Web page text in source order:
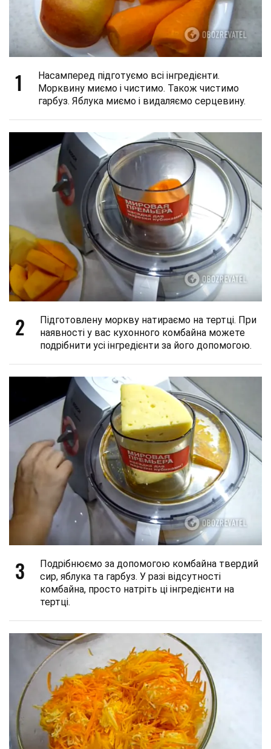
1
Насамперед підготуємо всі інгредієнти.
Морквину миємо і чистимо. Також чистимо
гарбуз. Яблука миємо і видаляємо серцевину.
2
Підготовлену моркву натираємо на тертці. При
наявності у вас кухонного комбайна можете
подрібнити усі інгредієнти за його допомогою.
3
Подрібнюємо за допомогою комбайна твердий
сир, яблука та гарбуз. У разі відсутності
комбайна, просто натріть ці інгредієнти на
тертці.